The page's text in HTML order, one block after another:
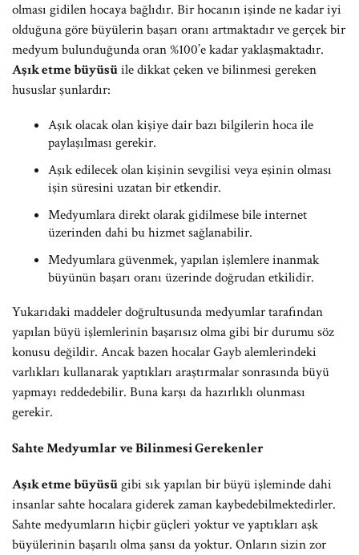
olması gidilen hocaya bağlıdır. Bir hocanın işinde ne kadar iyi
olduğuna göre büyülerin başarı oranı artmaktadır ve gerçek bir
medyum bulunduğunda oran %100’e kadar yaklaşmaktadır.
Aşık etme büyüsüile dikkat çeken ve bilinmesi gereken
hususlar şunlardır:
Aşık olacak olan kişiye dair bazı bilgilerin hoca ile
paylaşılması gerekir.
Aşık edilecek olan kişinin sevgilisi veya eşinin olması
işin süresini uzatan bir etkendir.
Medyumlara direkt olarak gidilmese bile internet
üzerinden dahi bu hizmet sağlanabilir.
Medyumlara güvenmek, yapılan işlemlere inanmak
büyünün başarı oranı üzerinde doğrudan etkilidir.
Yukarıdaki maddeler doğrultusunda medyumlar tarafından
yapılan büyü işlemlerinin başarısız olma gibi bir durumu söz
konusu değildir. Ancak bazen hocalar Gayb alemlerindeki
varlıkları kullanarak yaptıkları araştırmalar sonrasında büyü
yapmayı reddedebilir. Buna karşı da hazırlıklı olunması
gerekir.
Sahte Medyumlar ve Bilinmesi Gerekenler
Aşık etme büyüsügibi sık yapılan bir büyü işleminde dahi
insanlar sahte hocalara giderek zaman kaybedebilmektedirler.
Sahte medyumların hiçbir güçleri yoktur ve yaptıkları aşk
büyülerinin başarılı olma şansı da yoktur. Onların sizin zor